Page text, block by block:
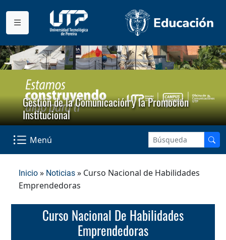
Gestión de la Comunicación y la Promoción
Institucional
Menú
Inicio » Noticias » Curso Nacional de Habilidades
Emprendedoras
Curso Nacional De Habilidades
Emprendedoras